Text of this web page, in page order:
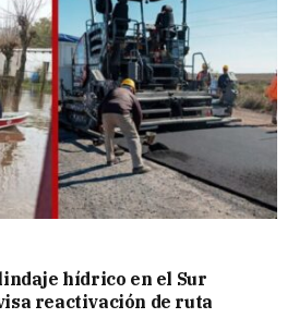
hídrico en el Sur
reactivación de ruta